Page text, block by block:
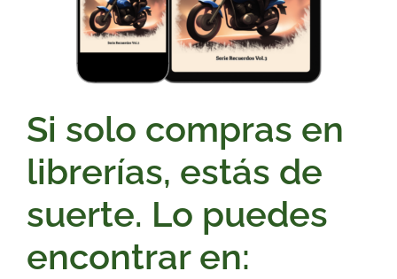
Si solo compras en
librerías, estás de
suerte. Lo puedes
encontrar en: